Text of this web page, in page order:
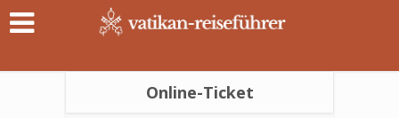
Online-Ticket